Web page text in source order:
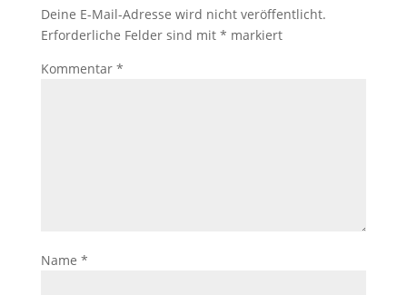
Deine E-Mail-Adresse wird nicht veröffentlicht.
Erforderliche Felder sind mit * markiert
Kommentar *
Name *